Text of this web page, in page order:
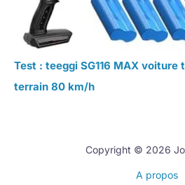
Test : teeggi SG116 MAX
terrain 80 km/h
Copyright © 2026
A propos